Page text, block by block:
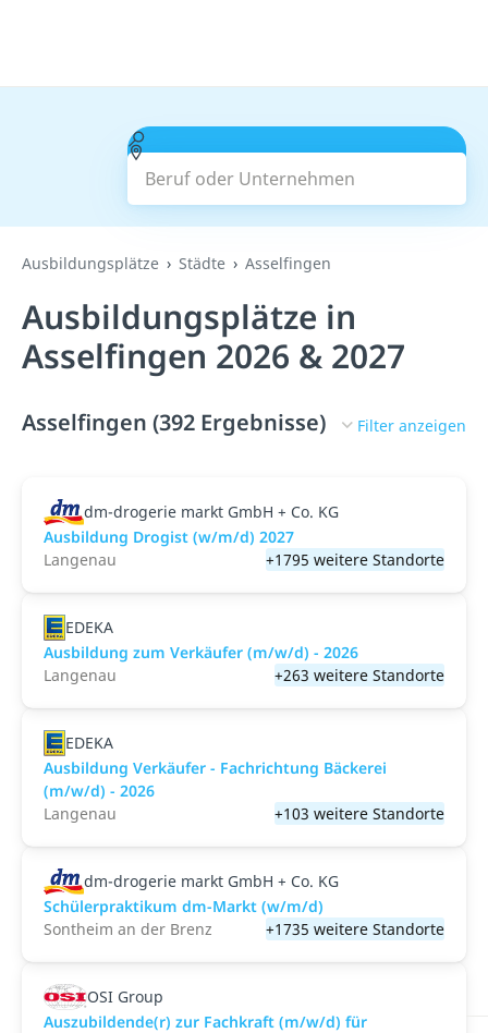
Beruf oder Unternehmen
Suchen
Ausbildungsplätze Städte Asselfingen
Ausbildungsplätze in
Asselfingen 2026 & 2027
Asselfingen (392 Ergebnisse) Filter anzeigen
dm-drogerie markt GmbH + Co. KG
Ausbildung Drogist (w/m/d) 2027
Langenau
+1795 weitere Standorte
EDEKA
Ausbildung zum Verkäufer (m/w/d) - 2026
Langenau
+263 weitere Standorte
EDEKA
Ausbildung Verkäufer - Fachrichtung Bäckerei
(m/w/d) - 2026
Langenau
+103 weitere Standorte
dm-drogerie markt GmbH + Co. KG
Schülerpraktikum dm-Markt (w/m/d)
Sontheim an der Brenz
+1735 weitere Standorte
OSI Group
Auszubildende(r) zur Fachkraft (m/w/d) für